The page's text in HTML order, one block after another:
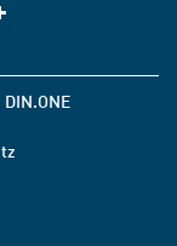
DIN.ONE